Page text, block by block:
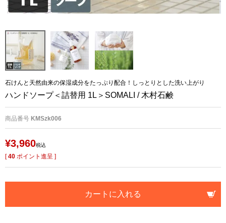
石けんと天然由来の保湿成分をたっぷり配合！しっとりとした洗い上がり
ハンドソープ＜詰替用 1L＞SOMALI / 木村石鹸
商品番号 KMSzk006
¥3,960税込
[40 ポイント進呈 ]
カートに入れる